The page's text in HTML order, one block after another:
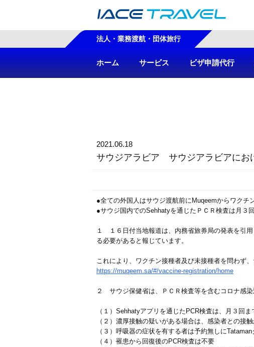
法人・業務渡航・団体旅行
ホーム サービス ビザ申請代行
2021.06.18
サウジアラビア サウジアラビアにお
●全ての外国人はサウジ渡航前にMuqeemからワクチ
●サウジ国内でのSehhatyを通じたＰＣＲ検査は月３
１ １６日付当地報道は、内務省旅券局の発表を引
る必要があると報じています。
これにより、ワクチン接種者及び未接種者を問わず
https://muqeem.sa/#/vaccine-registration/home
２ サウジ保健省は、ＰＣＲ検査等を含むコロナ感
（１）Sehhatyアプリを通じたPCR検査は、月３回ま
（２）濃厚接触の疑いがある場合は、感染者との接
（３）呼吸器の症状を有する者は予約無しに
（４）罹患から回復後のPCR検査は不要